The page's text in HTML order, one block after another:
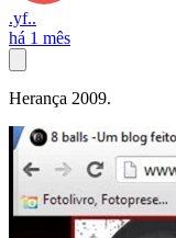
.yf..
há 1 mês
Herança 2009.